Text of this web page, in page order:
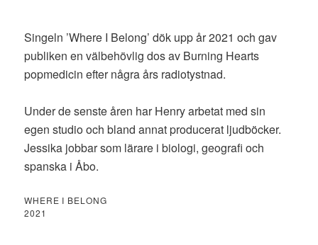
Singeln ’Where I Belong’ dök upp år 2021 och gav
publiken en välbehövlig dos av Burning Hearts
popmedicin efter några års radiotystnad.
Under de senste åren har Henry arbetat med sin
egen studio och bland annat producerat ljudböcker.
Jessika jobbar som lärare i biologi, geografi och
spanska i Åbo.
WHERE I BELONG
2021